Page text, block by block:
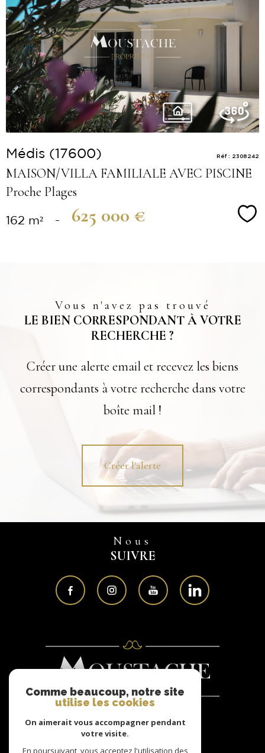
Voir le
bien
Médis (17600)
MAISON/VILLA FAMILIALE AVEC PISCINE
Proche Plages
Réf : 2308242
162 m² - 625 000 €
Vous n'avez pas trouvé
LE BIEN CORRESPONDANT À VOTRE
RECHERCHE ?
Créer une alerte email et recevez les biens
correspondants à votre recherche dans votre
boîte mail !
Créer l'alerte
Nous
SUIVRE
Nous
ADHÉRONS
Comme beaucoup, notre site
utilise les cookies
On aimerait vous accompagner pendant
votre visite.
En poursuivant, vous acceptez l'utilisation des